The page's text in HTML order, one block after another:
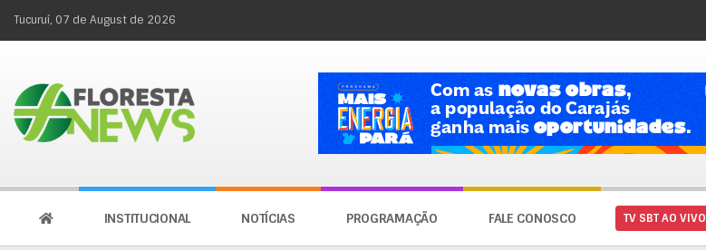
Tucuruí, 07 de August de 2026
INSTITUCIONAL NOTÍCIAS PROGRAMAÇÃO FALE CONOSCO TV SBT AO VIVO